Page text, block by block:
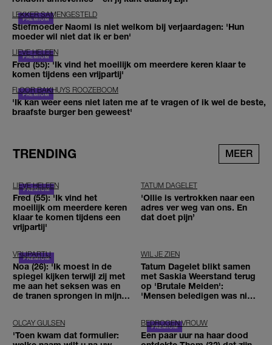
LEKKER SAMENGESTELD
Stiefmoeder Naomi is niet welkom bij verjaardagen: 'Hun
moeder wil niet dat ik er ben'
LIEVE HELEEN
Fred (55): 'Ik vind het moeilijk om meerdere keren klaar te
komen tijdens een vrijpartij'
FLOOR BAKHUYS ROOZEBOOM
'Ik kan weer eens niet laten me af te vragen of ik wel de beste,
braafste burger ben geweest'
TRENDING MEER
LIEVE HELEEN
Fred (55): 'Ik vind het
moeilijk om meerdere keren
klaar te komen tijdens een
vrijpartij'
TATUM DAGELET
'Ollie is vertrokken naar een
adres ver weg van ons. En
dat doet pijn’
VRIJPARTIJ
Noa (26): 'Ik moest in de
spiegel kijken terwijl zij met
me aan het seksen was en
de tranen sprongen in mijn
WIL JE ZIEN
Tatum Dagelet blikt samen
met Saskia Weerstand terug
op 'Brutale Meiden':
'Mensen beledigen was niet
OLCAY GULSEN
'Toen kwam dat formulier:
BEDROGEN VROUW
Een paar uur na haar dood